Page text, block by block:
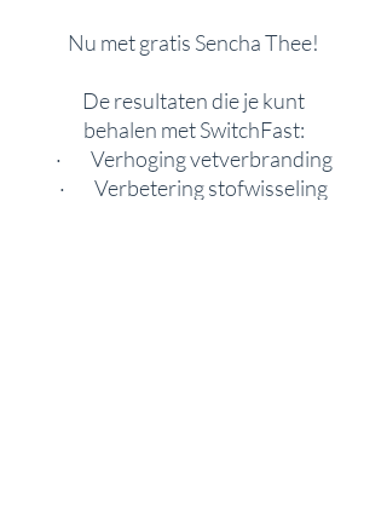
Nu met gratis Sencha Thee!
De resultaten die je kunt
behalen met SwitchFast:
· Verhoging vetverbranding
· Verbetering stofwisseling